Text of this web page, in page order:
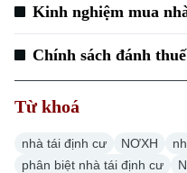
Thời sự
Hà Nội
Chính trị
Xã hội
Hà Nội
Nhịp sống Hà Nội
Người Hà Nội
Thế giới
Tin tức
Kinh tế
Kinh nghiệm mua
Chính sách đánh
Từ khoá
nhà tái định cư NƠXH
phân biệt nhà tái định cư